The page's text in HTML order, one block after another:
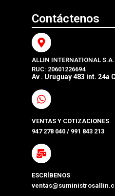
Contáctenos
ALLIN INTERNATIONAL
RUC: 20601226694
Av . Uruguay 483 int. 24a
VENTAS Y COTIZACIONES
947 278 040 / 991 843 213
ESCRÍBENOS